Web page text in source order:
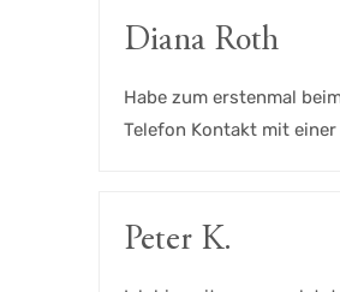
Diana Roth
Habe zum erstenmal
Telefon Kontakt mit
Peter K.